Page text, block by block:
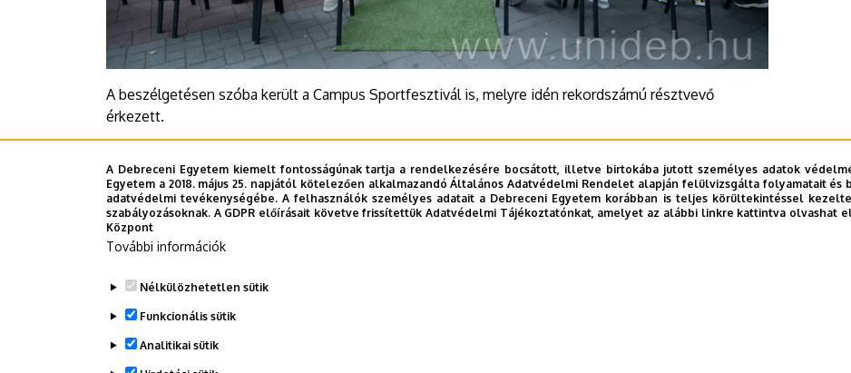
A beszélgetésen szóba került a Campus Sportfesztivál is, melyre idén rekordszámú résztvevő
érkezett.
A teljes beszélgetés itt tekinthető meg.
Sajtóközpont - CzA
A Debreceni Egyetem kiemelt fontosságúnak tartja a rendelkezésére bocsátott, illetve birtokába jutott személyes adatok
Egyetem a 2018. május 25. napjától kötelezően alkalmazandó Általános Adatvédelmi Rendelet alapján felülvizsgálta folyamatait és
adatvédelmi tevékenységébe. A felhasználók személyes adatait a Debreceni Egyetem korábban is teljes körültekintéssel
szabályozásoknak. A GDPR előírásait követve frissítettük Adatvédelmi Tájékoztatónkat, amelyet az alábbi linkre kattintva olvashat
Központ
További információk
Nélkülözhetetlen sütik
Funkcionális sütik
Analitikai sütik